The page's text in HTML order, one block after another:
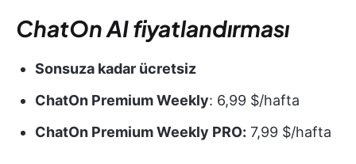
ChatOn AI fiyatlandırması
Sonsuza kadar ücretsiz
ChatOn Premium Weekly: 6,99 $/hafta
ChatOn Premium Weekly PRO: 7,99 $/hafta